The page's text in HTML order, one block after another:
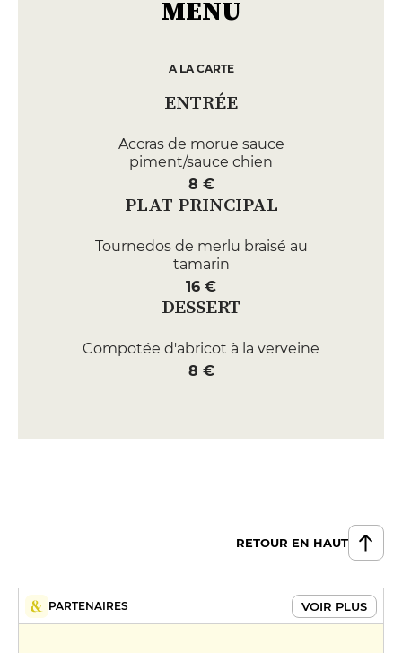
MENU
A LA CARTE
ENTRÉE
Accras de morue sauce
piment/sauce chien
8 €
PLAT PRINCIPAL
Tournedos de merlu braisé au
tamarin
16 €
DESSERT
Compotée d'abricot à la verveine
8 €
RETOUR EN HAUT
PARTENAIRES VOIR PLUS